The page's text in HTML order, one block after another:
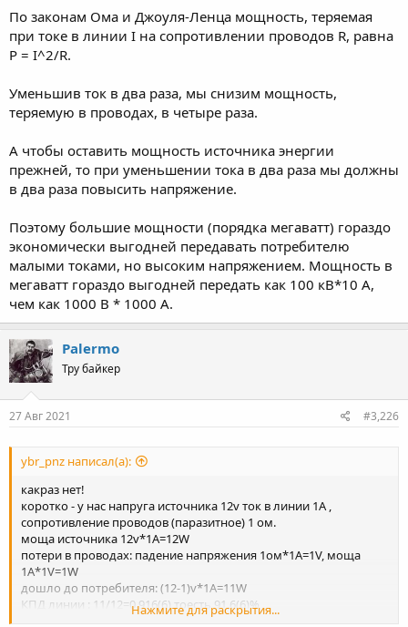
По законам Ома и Джоуля-Ленца мощность, теряемая
при токе в линии I на сопротивлении проводов R, равна
P = I^2/R.
Уменьшив ток в два раза, мы снизим мощность,
теряемую в проводах, в четыре раза.
А чтобы оставить мощность источника энергии
прежней, то при уменьшении тока в два раза мы должны
в два раза повысить напряжение.
Поэтому большие мощности (порядка мегаватт) гораздо
экономически выгодней передавать потребителю
малыми токами, но высоким напряжением. Мощность в
мегаватт гораздо выгодней передать как 100 кВ*10 А,
чем как 1000 В * 1000 А.
Palermo
Тру байкер
27 Авг 2021 #3,226
ybr_pnz написал(а):
какраз нет!
коротко - у нас напруга источника 12v ток в линии 1A ,
сопротивление проводов (паразитное) 1 ом.
моща источника 12v*1A=12W
потери в проводах: падение напряжения 1ом*1А=1V, моща
1А*1V=1W
дошло до потребителя: (12-1)v*1A=11W
КПД линии : 11/12=0.916(6) тоесть 91.6(6)%
Нажмите для раскрытия...